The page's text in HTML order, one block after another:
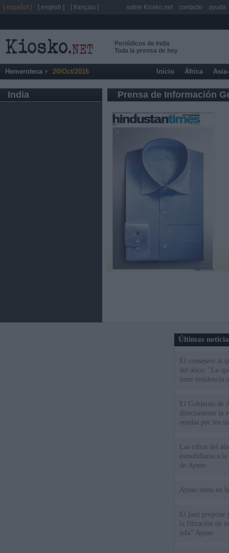
Periódicos de India
Toda la prensa de hoy
Hemeroteca 20/Oct/2016 Inicio África
India Prensa de Información
Últimas
El consejero al
del ático: "Lo
tiene residencia
El Gobierno de
directamente la
ayudas por los
Las cifras del
inmobiliaria a la
de Ayuso
Ayuso reina en
El juez propone
la filtración de
jefa" Ayuso
[ español ] [ english ] [ français ] sobre Kiosko.net contacto ayuda